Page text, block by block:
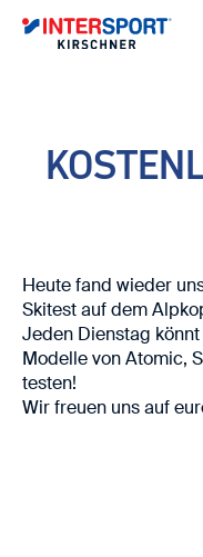
Heute fand wieder
Skitest auf dem
Jeden Dienstag
Modelle von Atomic,
testen!
Wir freuen uns auf